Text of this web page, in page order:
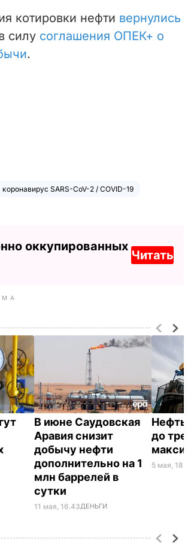
котировки нефти вернулись
силу соглашения ОПЕК+ о
.
коронавирус SARS-CoV-2 / COVID-19
оккупированных
Читать
В июне Саудовская
Аравия снизит
добычу нефти
дополнительно на 1
млн баррелей в
сутки
11 мая, 16.43ДЕНЬГИ
Нефть
до
5 мая, 18.14